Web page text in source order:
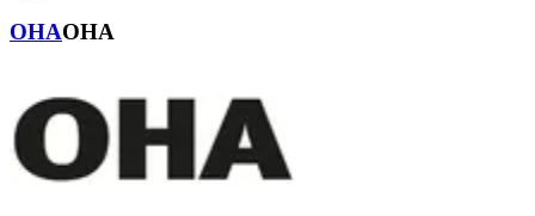
OHAOHA